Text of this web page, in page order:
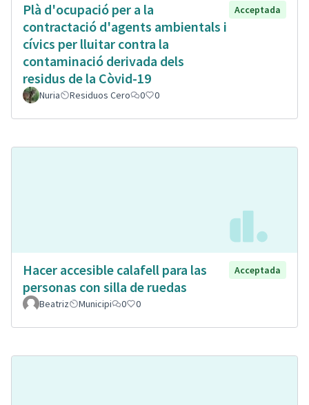
Plà d'ocupació per a la
contractació d'agents ambientals i
cívics per lluitar contra la
contaminació derivada dels
residus de la Còvid-19
Acceptada
Nuria Residuos Cero 0 0
Hacer accesible calafell para las
personas con silla de ruedas
Acceptada
Beatriz Municipi 0 0